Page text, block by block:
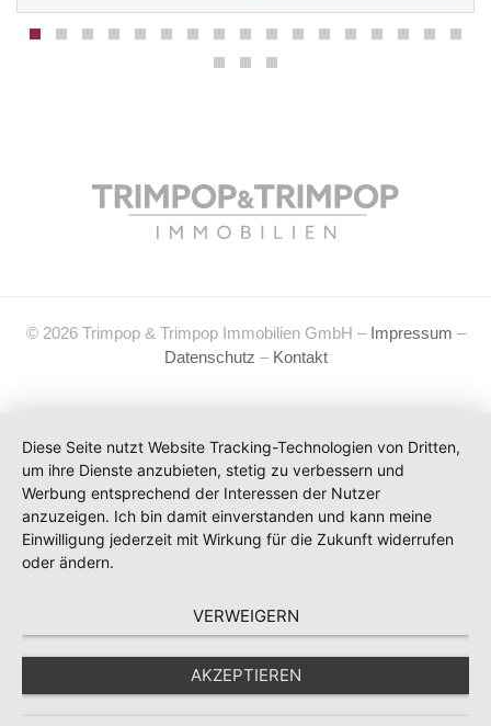
Diese Seite nutzt Website Tracking-Technologien von Dritten,
um ihre Dienste anzubieten, stetig zu verbessern und
Werbung entsprechend der Interessen der Nutzer
anzuzeigen. Ich bin damit einverstanden und kann meine
Einwilligung jederzeit mit Wirkung für die Zukunft widerrufen
oder ändern.
VERWEIGERN
AKZEPTIEREN
© 2026 Trimpop & Trimpop Immobilien GmbH – Impressum –
Datenschutz – Kontakt